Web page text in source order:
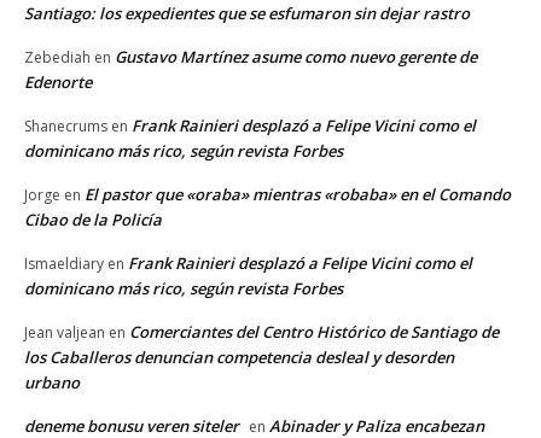
Santiago: los expedientes que se esfumaron sin dejar rastro
Zebediah en Gustavo Martínez asume como nuevo gerente de
Edenorte
Shanecrums en Frank Rainieri desplazó a Felipe Vicini como el
dominicano más rico, según revista Forbes
Jorge en El pastor que «oraba» mientras «robaba» en el Comando
Cibao de la Policía
Ismaeldiary en Frank Rainieri desplazó a Felipe Vicini como el
dominicano más rico, según revista Forbes
Jean valjean en Comerciantes del Centro Histórico de Santiago de
los Caballeros denuncian competencia desleal y desorden
urbano
deneme bonusu veren siteler en Abinader y Paliza encabezan